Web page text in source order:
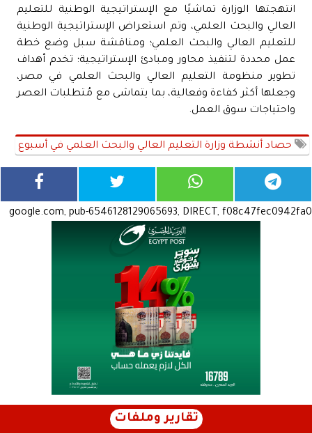
انتهجتها الوزارة تماشيًا مع الإستراتيجية الوطنية للتعليم
العالي والبحث العلمي، وتم استعراض الإستراتيجية الوطنية
للتعليم العالي والبحث العلمي؛ ومناقشة سبل وضع خطة
عمل محددة لتنفيذ محاور ومبادئ الإستراتيجية؛ تخدم أهداف
تطوير منظومة التعليم العالي والبحث العلمي في مصر،
وجعلها أكثر كفاءة وفعالية، بما يتماشى مع مُتطلبات العصر
واحتياجات سوق العمل.
حصاد أنشطة وزارة التعليم العالي والبحث العلمي في أسبوع
google.com, pub-6546128129065693, DIRECT, f08c47fec0942fa0
تقارير وملفات